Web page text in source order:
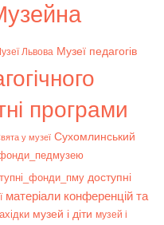
Львова Музеї педагогів
програми
у музеї Сухомлинський
доступні
матеріали конференцій та
музей і діти музей і